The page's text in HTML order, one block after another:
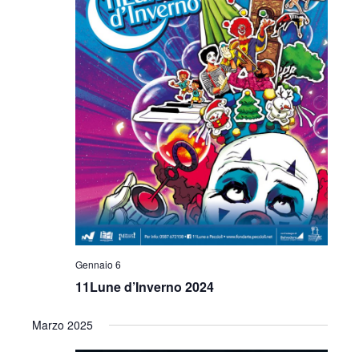
Gennaio 6
11Lune d’Inverno 2024
Marzo 2025